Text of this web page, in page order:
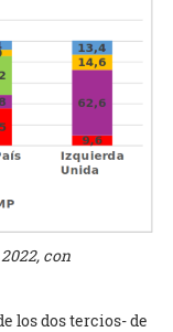
con
los dos tercios- de